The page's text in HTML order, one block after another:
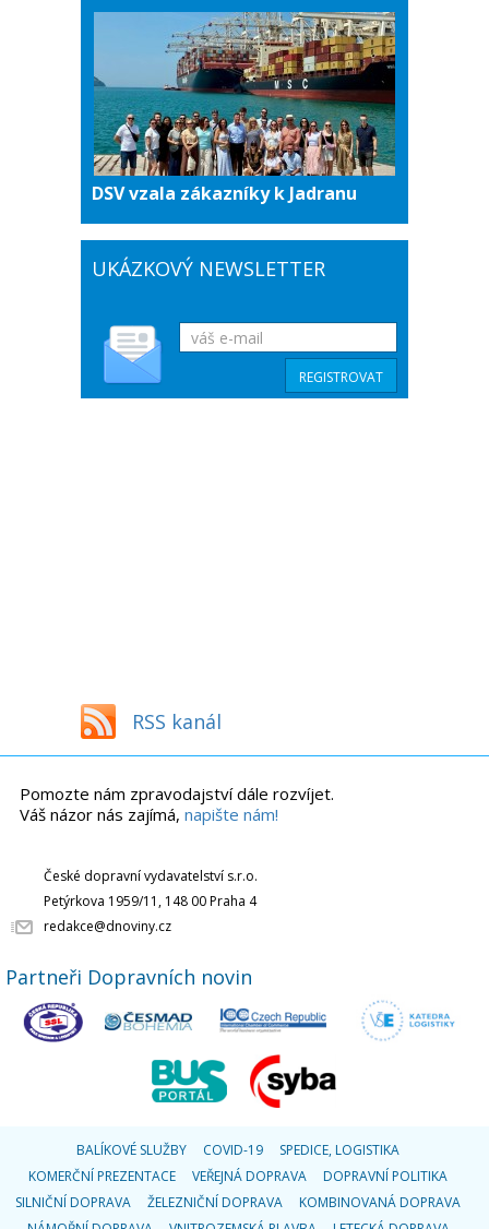
DSV vzala zákazníky k Jadranu
UKÁZKOVÝ NEWSLETTER
RSS kanál
Pomozte nám zpravodajství dále rozvíjet.
Váš názor nás zajímá, napište nám!
České dopravní vydavatelství s.r.o.
Petýrkova 1959/11, 148 00 Praha 4
redakce@dnoviny.cz
Partneři Dopravních novin
BALÍKOVÉ SLUŽBY COVID-19
SPEDICE, LOGISTIKA
KOMERČNÍ PREZENTACE
VEŘEJNÁ DOPRAVA
DOPRAVNÍ POLITIKA
SILNIČNÍ DOPRAVA
ŽELEZNIČNÍ DOPRAVA
KOMBINOVANÁ DOPRAVA